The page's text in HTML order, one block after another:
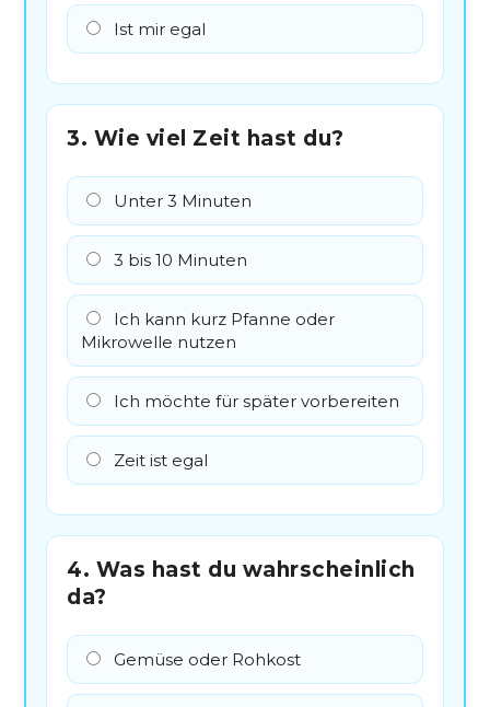
Ist mir egal
3. Wie viel Zeit hast du?
Unter 3 Minuten
3 bis 10 Minuten
Ich kann kurz Pfanne oder
Mikrowelle nutzen
Ich möchte für später vorbereiten
Zeit ist egal
4. Was hast du wahrscheinlich
da?
Gemüse oder Rohkost